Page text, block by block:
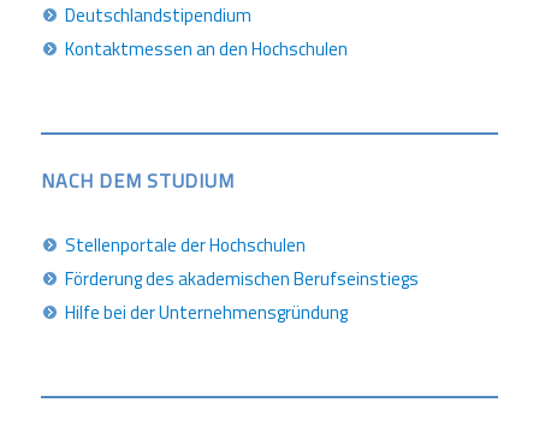
Deutschlandstipendium
Kontaktmessen an den Hochschulen
NACH DEM STUDIUM
Stellenportale der Hochschulen
Förderung des akademischen Berufseinstiegs
Hilfe bei der Unternehmensgründung